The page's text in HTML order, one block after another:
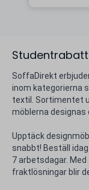
SoffaDirekt
inom kategorierna
textil. Sortimentet
möblerna designas
Upptäck
snabbt! Beställ
7 arbetsdagar.
fraktlösningar blir